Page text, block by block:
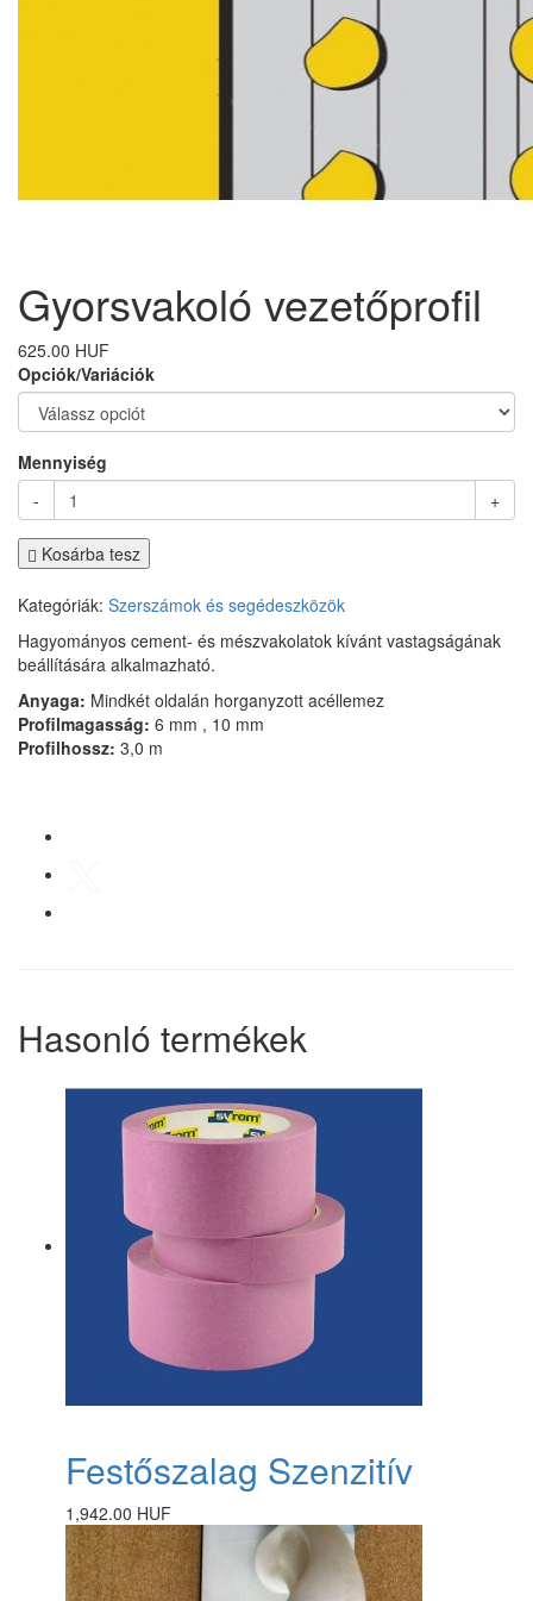
Gyorsvakoló vezetőprofil
625.00 HUF
Opciók/Variációk
Mennyiség
-
+
Kosárba tesz
Kategóriák: Szerszámok és segédeszközök
Hagyományos cement- és mészvakolatok kívánt vastagságának
beállítására alkalmazható.
Anyaga: Mindkét oldalán horganyzott acéllemez
Profilmagasság: 6 mm , 10 mm
Profilhossz: 3,0 m
Hasonló termékek
Festőszalag Szenzitív
1,942.00 HUF